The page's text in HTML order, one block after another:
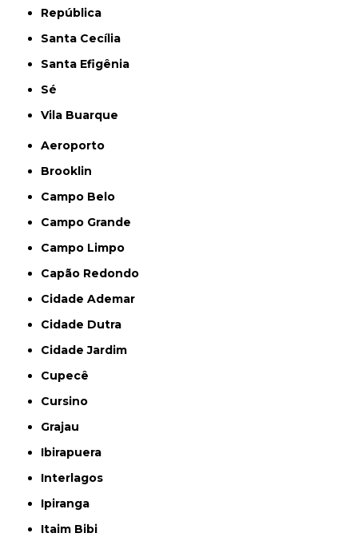
República
Santa Cecília
Santa Efigênia
Sé
Vila Buarque
Aeroporto
Brooklin
Campo Belo
Campo Grande
Campo Limpo
Capão Redondo
Cidade Ademar
Cidade Dutra
Cidade Jardim
Cupecê
Cursino
Grajau
Ibirapuera
Interlagos
Ipiranga
Itaim Bibi